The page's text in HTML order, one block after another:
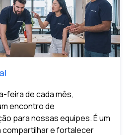
feira de cada mês,
encontro de
para nossas equipes. É um
compartilhar e fortalecer